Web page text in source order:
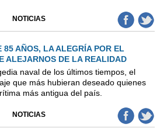
NOTICIAS
AÑOS, LA ALEGRÍA POR EL
ALEJARNOS DE LA REALIDAD
naval de los últimos tiempos, el
que más hubieran deseado quienes
más antigua del país.
NOTICIAS